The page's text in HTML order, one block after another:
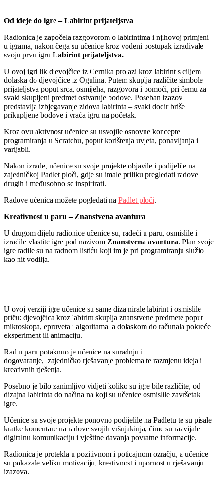
Od ideje do igre – Labirint prijateljstva
Radionica je započela razgovorom o labirintima i njihovoj primjeni
u igrama, nakon čega su učenice kroz vođeni postupak izrađivale
svoju prvu igru Labirint prijateljstva.
U ovoj igri lik djevojčice iz Cernika prolazi kroz labirint s ciljem
dolaska do djevojčice iz Ogulina. Putem skuplja različite simbole
prijateljstva poput srca, osmijeha, razgovora i pomoći, pri čemu za
svaki skupljeni predmet ostvaruje bodove. Poseban izazov
predstavlja izbjegavanje zidova labirinta – svaki dodir briše
prikupljene bodove i vraća igru na početak.
Kroz ovu aktivnost učenice su usvojile osnovne koncepte
programiranja u Scratchu, poput korištenja uvjeta, ponavljanja i
varijabli.
Nakon izrade, učenice su svoje projekte objavile i podijelile na
zajedničkoj Padlet ploči, gdje su imale priliku pregledati radove
drugih i međusobno se inspirirati.
Radove učenica možete pogledati na Padlet ploči.
Kreativnost u paru – Znanstvena avantura
U drugom dijelu radionice učenice su, radeći u paru, osmislile i
izradile vlastite igre pod nazivom Znanstvena avantura. Plan svoje
igre radile su na radnom listiću koji im je pri programiranju služio
kao nit vodilja.
U ovoj verziji igre učenice su same dizajnirale labirint i osmislile
priču: djevojčica kroz labirint skuplja znanstvene predmete poput
mikroskopa, epruveta i algoritama, a dolaskom do računala pokreće
eksperiment ili animaciju.
Rad u paru potaknuo je učenice na suradnju i
dogovaranje, zajedničko rješavanje problema te razmjenu ideja i
kreativnih rješenja.
Posebno je bilo zanimljivo vidjeti koliko su igre bile različite, od
dizajna labirinta do načina na koji su učenice osmislile završetak
igre.
Učenice su svoje projekte ponovno podijelile na Padletu te su pisale
kratke komentare na radove svojih vršnjakinja, čime su razvijale
digitalnu komunikaciju i vještine davanja povratne informacije.
Radionica je protekla u pozitivnom i poticajnom ozračju, a učenice
su pokazale veliku motivaciju, kreativnost i upornost u rješavanju
izazova.